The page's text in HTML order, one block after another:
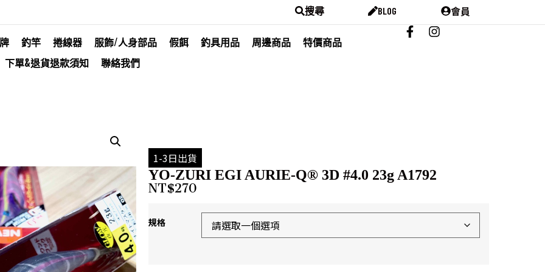
搜尋 BLOG 會員
釣竿 捲線器 服飾/人身部品 假餌 釣具用品 周邊商品
特價商品
下單&退貨退款須知
聯絡我們
1-3日出貨
YO-ZURI EGI AURIE-Q® 3D #4.0 23g A1792
NT$270
規格